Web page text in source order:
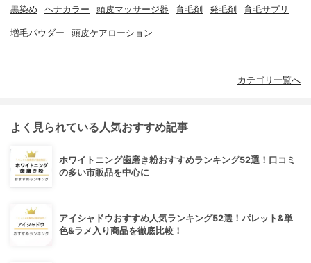
黒染め ヘナカラー 頭皮マッサージ器 育毛剤 発毛剤 育毛サプリ
増毛パウダー 頭皮ケアローション
カテゴリ一覧へ
よく見られている人気おすすめ記事
ホワイトニング歯磨き粉おすすめランキング52選！口コミ
の多い市販品を中心に
アイシャドウおすすめ人気ランキング52選！パレット&単
色&ラメ入り商品を徹底比較！